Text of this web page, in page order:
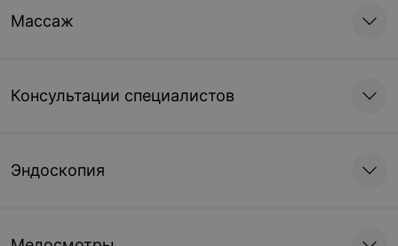
Массаж
Консультации специалистов
Эндоскопия